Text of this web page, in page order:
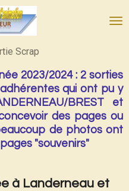
Scrap
2023/2024 : 2 sorties
qui ont pu y
BREST et
des pages ou
de photos ont
"souvenirs"
à Landerneau et